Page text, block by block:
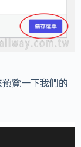
覽一下我們的